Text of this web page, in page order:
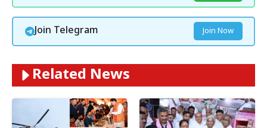
Join Telegram Join Now
Related News